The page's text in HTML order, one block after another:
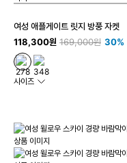
여성 애플게이트 릿지 방풍 자켓
118,300원 169,000원 30%
사이즈